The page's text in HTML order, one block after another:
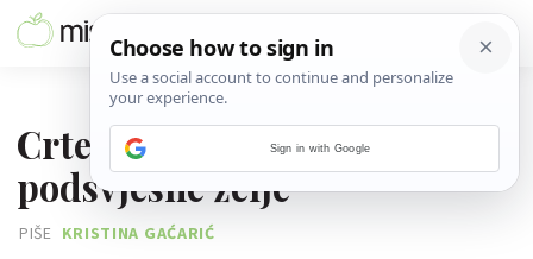
Crteži koji otkrivaju
podsvjesne želje
PIŠE KRISTINA GAĆARIĆ
Sign in with Google